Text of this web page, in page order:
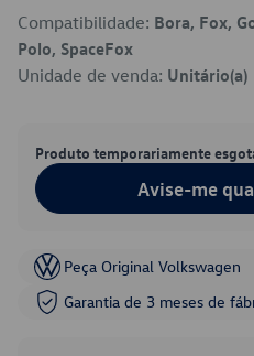
Compatibilidade: Bora, Fox,
Polo, SpaceFox
Unidade de venda: Unitário(a)
Produto temporariamente
Avise-me
Peça Original Volkswagen
Garantia de 3 meses de